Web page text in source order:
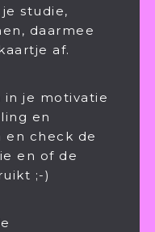
studie,
daarmee
af.
je motivatie
en
en check de
en of de
;-)